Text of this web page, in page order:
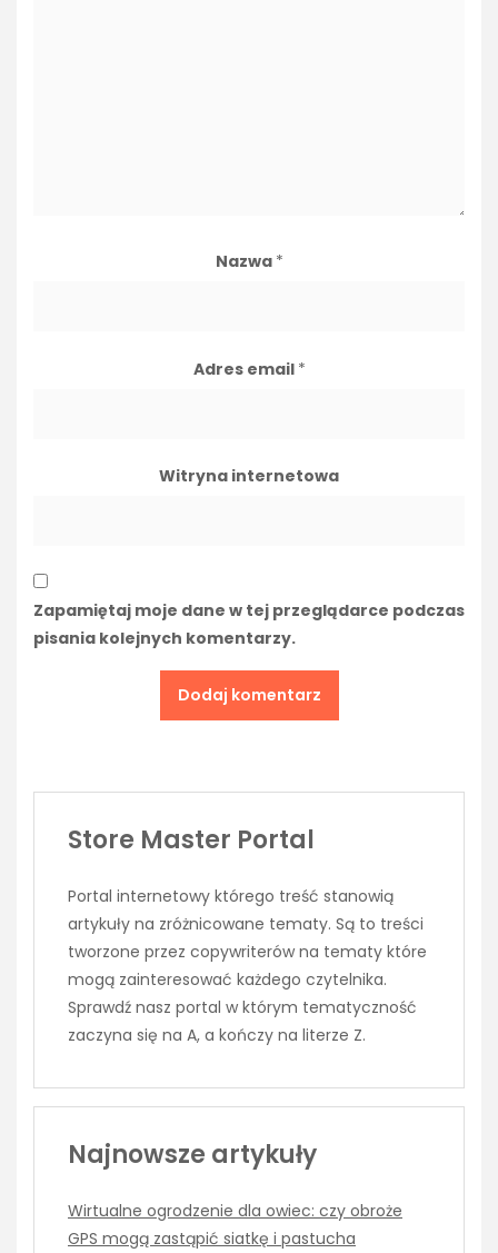
Nazwa *
Adres email *
Witryna internetowa
Zapamiętaj moje dane w tej przeglądarce podczas
pisania kolejnych komentarzy.
Store Master Portal
Portal internetowy którego treść stanowią
artykuły na zróżnicowane tematy. Są to treści
tworzone przez copywriterów na tematy które
mogą zainteresować każdego czytelnika.
Sprawdź nasz portal w którym tematyczność
zaczyna się na A, a kończy na literze Z.
Najnowsze artykuły
Wirtualne ogrodzenie dla owiec: czy obroże
GPS mogą zastąpić siatkę i pastucha